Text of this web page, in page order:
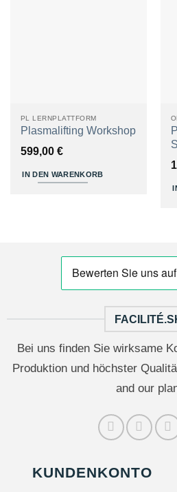
PL LERNPLATTFORM
Plasmalifting Workshop
599,00 €
IN DEN WARENKORB
Bei uns finden Sie wirksame
Produktion und höchster
and our
KUNDENKONTO